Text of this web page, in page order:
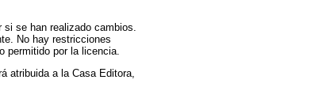
se han realizado cambios.
No hay restricciones
permitido por la licencia.
atribuida a la Casa Editora,